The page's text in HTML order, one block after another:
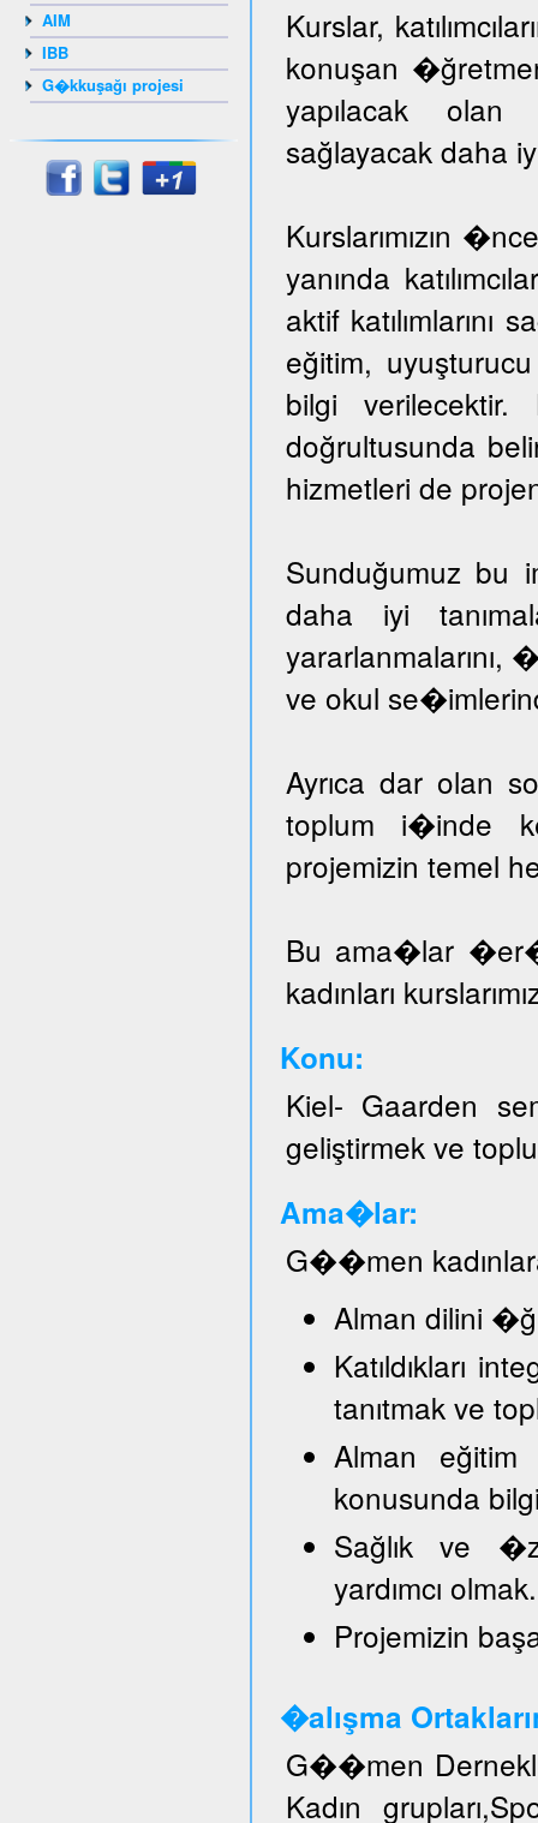
AIM
IBB
G�kkuşağı projesi
Kurslar,
konuşan
yapılacak olan
sağlayacak daha
Kurslarımızın
yanında
aktif
eğitim,
bilgi verilecektir.
doğrultusunda
hizmetleri de
Sunduğumuz bu
daha iyi
yararlanmalarını,
ve okul
Ayrıca dar olan
toplum i�inde
projemizin temel
Bu ama�lar
kadınları
Konu:
Kiel- Gaarden
geliştirmek ve
Ama�lar:
G��men
Alman dilini
Katıldıkları
tanıtmak ve
Alman
konusunda
Sağlık ve
yardımcı olmak.
Projemizin
�alışma
G��men
Kadın